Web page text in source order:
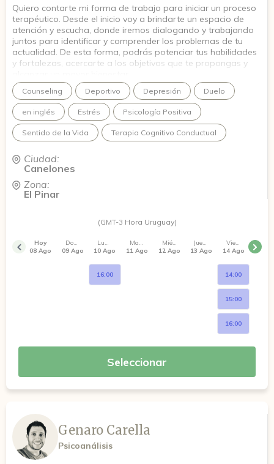
Quiero contarte mi forma de trabajo para iniciar un proceso
terapéutico. Desde el inicio voy a brindarte un espacio de
atención y escucha, donde iremos dialogando y trabajando
juntos para identificar y comprender los problemas de tu
actualidad. De esta forma, podrás potenciar tus habilidades
y fortalezas, acercarte a los objetivos que te propongas y
Quedo a las ordenes para dar comienzo a este nuevo
camino.
Counseling Deportivo Depresión Duelo
en inglés Estrés Psicología Positiva
Sentido de la Vida Terapia Cognitivo Conductual
Ciudad:
Canelones
Zona:
El Pinar
(GMT-3 Hora Uruguay)
Hoy
08 Ago
Domingo
09 Ago
Lunes
10 Ago
16:00
Martes
11 Ago
Miércoles
12 Ago
Jueves
13 Ago
Viernes
14 Ago
14:00
15:00
16:00
Seleccionar
Genaro Carella
Psicoanálisis